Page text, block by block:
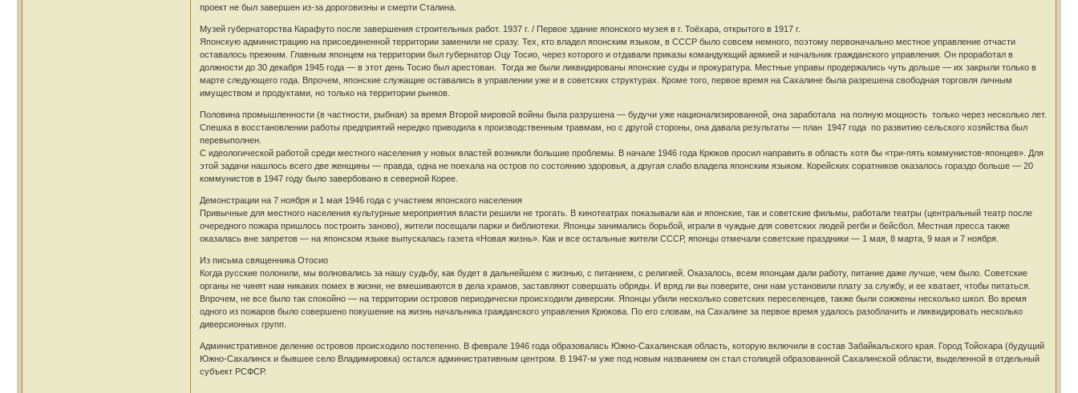
проект не был завершен из-за дороговизны и смерти Сталина.
Музей губернаторства Карафуто после завершения строительных работ. 1937 г. / Первое здание японского музея в г. Тоёхара, открытого в 1917 г.
Японскую администрацию на присоединенной территории заменили не сразу. Тех, кто владел японским языком, в СССР было совсем немного, поэтому первоначально местное управление отчасти
оставалось прежним. Главным японцем на территории был губернатор Оцу Тосио, через которого и отдавали приказы командующий армией и начальник гражданского управления. Он проработал в
должности до 30 декабря 1945 года — в этот день Тосио был арестован. Тогда же были ликвидированы японские суды и прокуратура. Местные управы продержались чуть дольше — их закрыли только в
марте следующего года. Впрочем, японские служащие оставались в управлении уже и в советских структурах. Кроме того, первое время на Сахалине была разрешена свободная торговля личным
имуществом и продуктами, но только на территории рынков.
Половина промышленности (в частности, рыбная) за время Второй мировой войны была разрушена — будучи уже национализированной, она заработала на полную мощность только через несколько лет.
Спешка в восстановлении работы предприятий нередко приводила к производственным травмам, но с другой стороны, она давала результаты — план 1947 года по развитию сельского хозяйства был
перевыполнен.
С идеологической работой среди местного населения у новых властей возникли большие проблемы. В начале 1946 года Крюков просил направить в область хотя бы «три-пять коммунистов-японцев». Для
этой задачи нашлось всего две женщины — правда, одна не поехала на остров по состоянию здоровья, а другая слабо владела японским языком. Корейских соратников оказалось гораздо больше — 20
коммунистов в 1947 году было завербовано в северной Корее.
Демонстрации на 7 ноября и 1 мая 1946 года с участием японского населения
Привычные для местного населения культурные мероприятия власти решили не трогать. В кинотеатрах показывали как и японские, так и советские фильмы, работали театры (центральный театр после
очередного пожара пришлось построить заново), жители посещали парки и библиотеки. Японцы занимались борьбой, играли в чуждые для советских людей регби и бейсбол. Местная пресса также
оказалась вне запретов — на японском языке выпускалась газета «Новая жизнь». Как и все остальные жители СССР, японцы отмечали советские праздники — 1 мая, 8 марта, 9 мая и 7 ноября.
Из письма священника Отосио
Когда русские полонили, мы волновались за нашу судьбу, как будет в дальнейшем с жизнью, с питанием, с религией. Оказалось, всем японцам дали работу, питание даже лучше, чем было. Советские
органы не чинят нам никаких помех в жизни, не вмешиваются в дела храмов, заставляют совершать обряды. И вряд ли вы поверите, они нам установили плату за службу, и ее хватает, чтобы питаться.
Впрочем, не все было так спокойно — на территории островов периодически происходили диверсии. Японцы убили несколько советских переселенцев, также были сожжены несколько школ. Во время
одного из пожаров было совершено покушение на жизнь начальника гражданского управления Крюкова. По его словам, на Сахалине за первое время удалось разоблачить и ликвидировать несколько
диверсионных групп.
Административное деление островов происходило постепенно. В феврале 1946 года образовалась Южно-Сахалинская область, которую включили в состав Забайкальского края. Город Тойохара (будущий
Южно-Сахалинск и бывшее село Владимировка) остался административным центром. В 1947-м уже под новым названием он стал столицей образованной Сахалинской области, выделенной в отдельный
субъект РСФСР.